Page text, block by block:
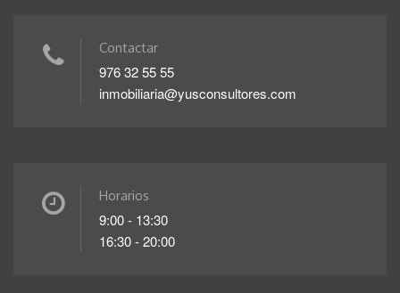
Contactar
976 32 55 55
inmobiliaria@yusconsultores.com
Horarios
9:00 - 13:30
16:30 - 20:00